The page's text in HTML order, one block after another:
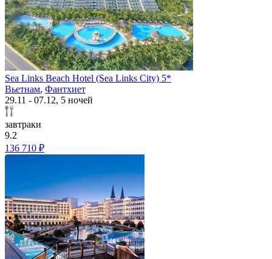
Sea Links Beach Hotel (Sea Links City) 5*
Вьетнам, Фантхиет
29.11 - 07.12, 5 ночей
завтраки
9.2
136 710 ₽